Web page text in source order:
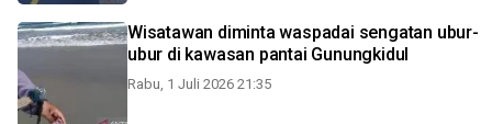
Wisatawan diminta waspadai sengatan ubur-
ubur di kawasan pantai Gunungkidul
Rabu, 1 Juli 2026 21:35